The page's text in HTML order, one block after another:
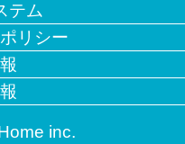
テム
リシー
inc.